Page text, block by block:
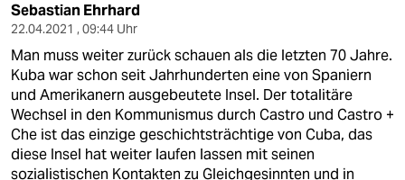
sport
berlin
nord
wahrheit
Sebastian Ehrhard
22.04.2021 , 09:44 Uhr
Man muss weiter zurück schauen als die letzten 70 Jahre.
Kuba war schon seit Jahrhunderten eine von Spaniern
und Amerikanern ausgebeutete Insel. Der totalitäre
Wechsel in den Kommunismus durch Castro und Castro +
Che ist das einzige geschichtsträchtige von Cuba, das
diese Insel hat weiter laufen lassen mit seinen
sozialistischen Kontakten zu Gleichgesinnten und in